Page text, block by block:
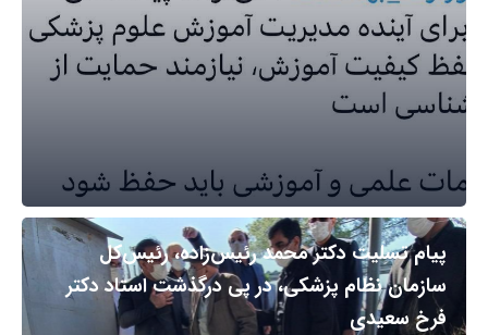
پیام تسلیت دکتر محمد رئیس‌زاده، رئیس‌کل
سازمان نظام پزشکی، در پی درگذشت استاد دکتر
فرخ سعیدی